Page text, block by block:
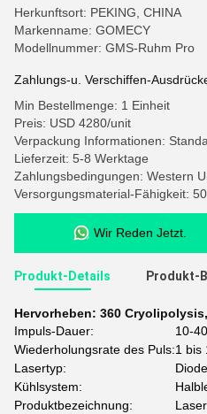
Herkunftsort: PEKING, CHINA
Markenname: GOMECY
Modellnummer: GMS-Ruhm Pro
Zahlungs-u. Verschiffen-
Min Bestellmenge: 1 Einheit
Preis: USD 4280/unit
Verpackung Informationen:
Lieferzeit: 5-8 Werktage
Zahlungsbedingungen: Western
Versorgungsmaterial-Fähigkeit:
Wir Reden Jetzt.
Produkt-Details Produkt-
Hervorheben: 360 Cryolipolysis,
Impuls-Dauer:
10-
Wiederholungsrate des Puls:1 bis
Lasertyp:
Kühlsystem:
Produktbezeichnung: